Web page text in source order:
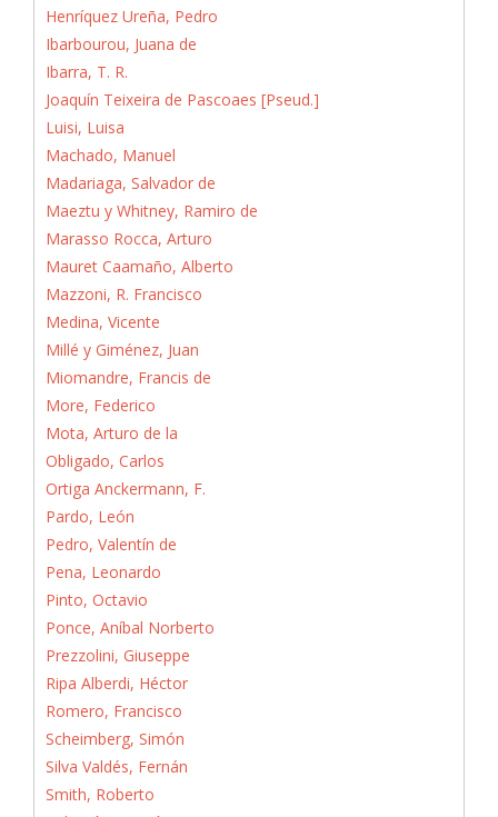
Henríquez Ureña, Pedro
Ibarbourou, Juana de
Ibarra, T. R.
Joaquín Teixeira de Pascoaes [Pseud.]
Luisi, Luisa
Machado, Manuel
Madariaga, Salvador de
Maeztu y Whitney, Ramiro de
Marasso Rocca, Arturo
Mauret Caamaño, Alberto
Mazzoni, R. Francisco
Medina, Vicente
Millé y Giménez, Juan
Miomandre, Francis de
More, Federico
Mota, Arturo de la
Obligado, Carlos
Ortiga Anckermann, F.
Pardo, León
Pedro, Valentín de
Pena, Leonardo
Pinto, Octavio
Ponce, Aníbal Norberto
Prezzolini, Giuseppe
Ripa Alberdi, Héctor
Romero, Francisco
Scheimberg, Simón
Silva Valdés, Fernán
Smith, Roberto